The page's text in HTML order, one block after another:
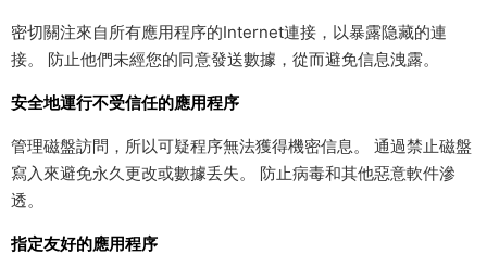
密切關注來自所有應用程序的Internet連接，以暴露隐藏的連
接。 防止他們未經您的同意發送數據，從而避免信息洩露。
安全地運行不受信任的應用程序
管理磁盤訪問，所以可疑程序無法獲得機密信息。 通過禁止磁盤
寫入來避免永久更改或數據丢失。 防止病毒和其他惡意軟件滲
透。
指定友好的應用程序